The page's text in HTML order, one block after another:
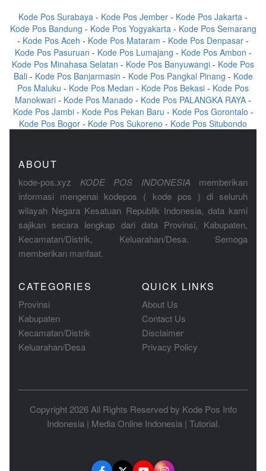
Kode Pos Surabaya - Kode Pos Jember - Kode Pos Jakarta -
Kode Pos Bandung - Kode Pos Yogyakarta- Kode Pos Semarang
- Kode Pos Aceh - Kode Pos Mataram - Kode Pos Denpasar -
Kode Pos Pasuruan - Kode Pos Lumajang - Kode Pos Ambon -
Kode Pos Minahasa Selatan - Kode Pos Banyuwangi - Kode Pos
Bali- Kode Pos Banjarmasin - Kode Pos Pangkal Pinang - Kode
Pos Maluku - Kode Pos Medan - Kode Pos Bekasi - Kode Pos
Manokwari - Kode Pos Manado - Kode Pos PALANGKA RAYA -
Kode Pos Jambi- Kode Pos Pekan Baru - Kode Pos Gorontalo -
Kode Pos Bogor - Kode Pos Sukoreno - Kode Pos Situbondo
ABOUT
kode-pos.xyz KODE POS INDONESIA memberikan
informasi mengenai kodepos ( kode pos ) di seluruh
wilayah Negara Kesatuan Republik Indonesia, data kami
sajikan secara lengkap dari data Provinsi, Kabupaten,
Kecamatan/Distrik, Keluarahan/Desa. Semoga
memberikan manfaat.
CATEGORIES
Provinsi
Kabupaten
Kecamatan/Distrik
Keluarahan/Desa
QUICK LINKS
About Us
Contact Us
Disclaimer
Privacy Policy
Copyright 2026 All Rights Reserved by Kode Pos Info
Indonesia| Media Online Indonesia| Tutorial.